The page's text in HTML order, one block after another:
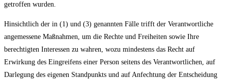
getroffen wurden.
Hinsichtlich der in (1) und (3) genannten Fälle trifft der Verantwortliche
angemessene Maßnahmen, um die Rechte und Freiheiten sowie Ihre
berechtigten Interessen zu wahren, wozu mindestens das Recht auf
Erwirkung des Eingreifens einer Person seitens des Verantwortlichen, auf
Darlegung des eigenen Standpunkts und auf Anfechtung der Entscheidung